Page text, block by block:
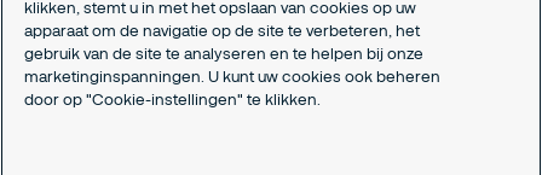
Privacyverklaring
Algemene voorwaarden
Responsible disclosure
Cookie-instellingen
klikken, stemt u in met het opslaan van cookies op uw
apparaat om de navigatie op de site te verbeteren, het
gebruik van de site te analyseren en te helpen bij onze
marketinginspanningen. U kunt uw cookies ook beheren
door op "Cookie-instellingen" te klikken.